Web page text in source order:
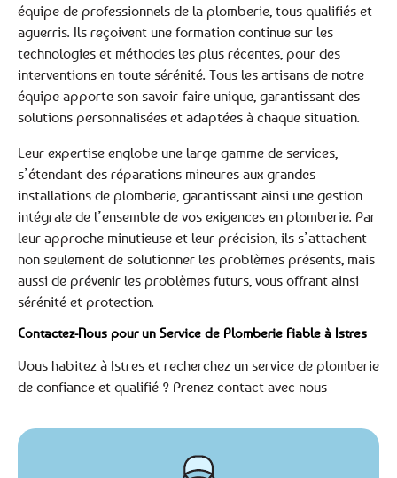
équipe de professionnels de la plomberie, tous qualifiés et
aguerris. Ils reçoivent une formation continue sur les
technologies et méthodes les plus récentes, pour des
interventions en toute sérénité. Tous les artisans de notre
équipe apporte son savoir-faire unique, garantissant des
solutions personnalisées et adaptées à chaque situation.
Leur expertise englobe une large gamme de services,
s’étendant des réparations mineures aux grandes
installations de plomberie, garantissant ainsi une gestion
intégrale de l’ensemble de vos exigences en plomberie. Par
leur approche minutieuse et leur précision, ils s’attachent
non seulement de solutionner les problèmes présents, mais
aussi de prévenir les problèmes futurs, vous offrant ainsi
sérénité et protection.
Contactez-Nous pour un Service de Plomberie Fiable à Istres
Vous habitez à Istres et recherchez un service de plomberie
de confiance et qualifié ? Prenez contact avec nous